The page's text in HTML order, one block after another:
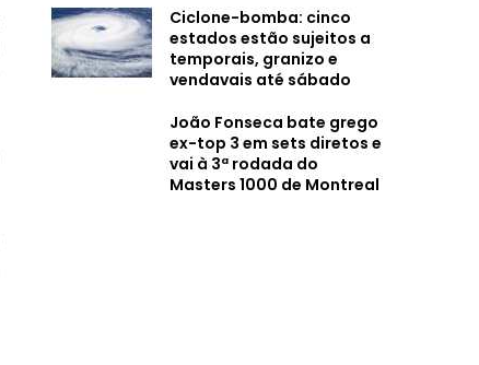
Ciclone-bomba: cinco
estados estão sujeitos a
temporais, granizo e
vendavais até sábado
João Fonseca bate grego
ex-top 3 em sets diretos e
vai à 3ª rodada do
Masters 1000 de Montreal